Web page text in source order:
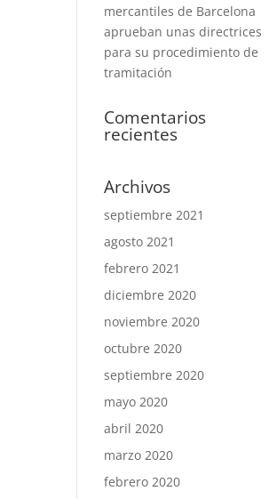
mercantiles de Barcelona
aprueban unas directrices
para su procedimiento de
tramitación
Comentarios
recientes
Archivos
septiembre 2021
agosto 2021
febrero 2021
diciembre 2020
noviembre 2020
octubre 2020
septiembre 2020
mayo 2020
abril 2020
marzo 2020
febrero 2020